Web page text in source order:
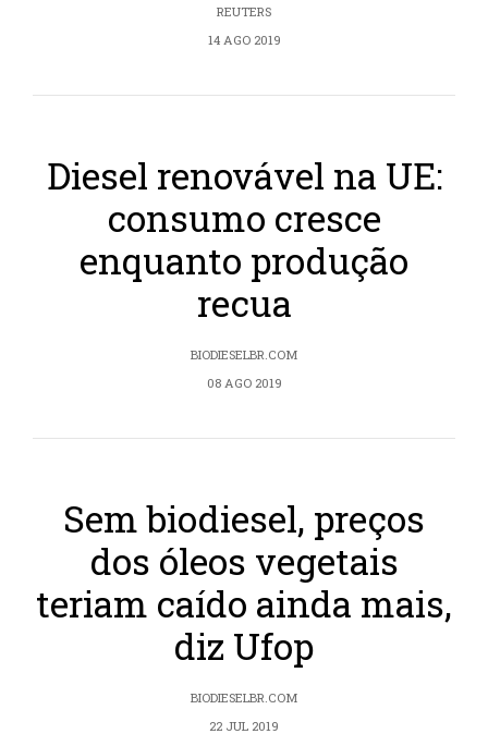
REUTERS
14 AGO 2019
Diesel renovável na UE:
consumo cresce
enquanto produção
recua
BIODIESELBR.COM
08 AGO 2019
Sem biodiesel, preços
dos óleos vegetais
teriam caído ainda mais,
diz Ufop
BIODIESELBR.COM
22 JUL 2019